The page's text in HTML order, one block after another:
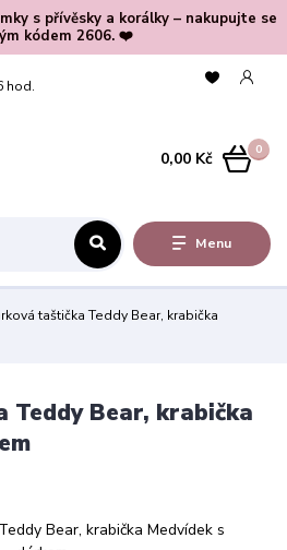
s přívěsky a korálky – nakupujte se
kódem 2606. ❤️
Menu
hod.
0
0,00 Kč
taštička Teddy Bear, krabička
Teddy Bear, krabička